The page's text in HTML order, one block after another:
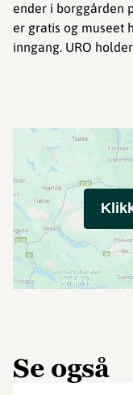
ender i borggården
er gratis og museet
inngang. URO
Se også